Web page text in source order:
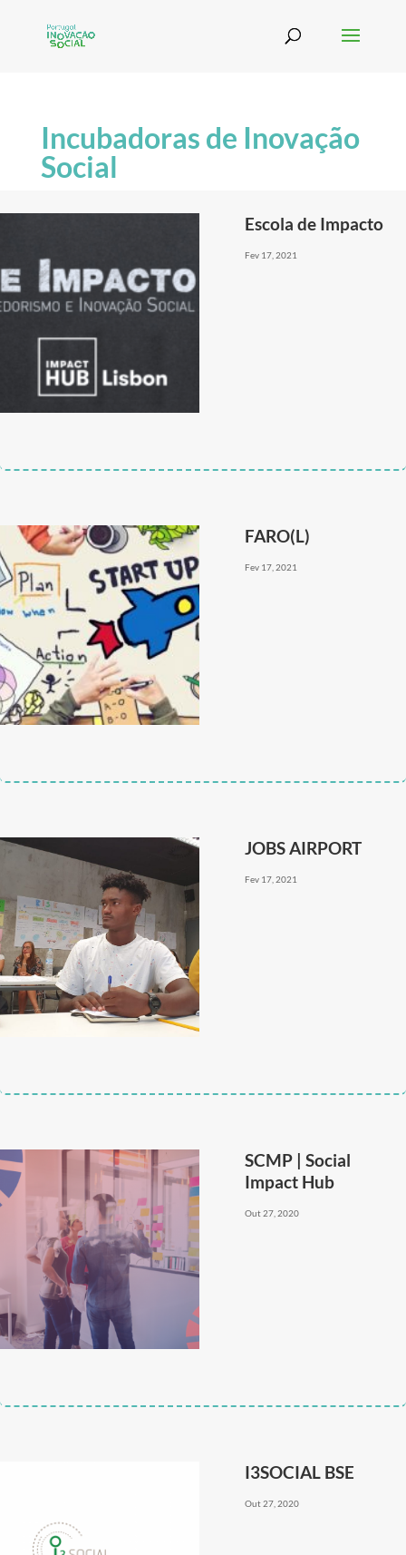
Incubadoras de Inovação
Social
Escola de Impacto
Fev 17, 2021
FARO(L)
Fev 17, 2021
JOBS AIRPORT
Fev 17, 2021
SCMP | Social
Impact Hub
Out 27, 2020
I3SOCIAL BSE
Out 27, 2020